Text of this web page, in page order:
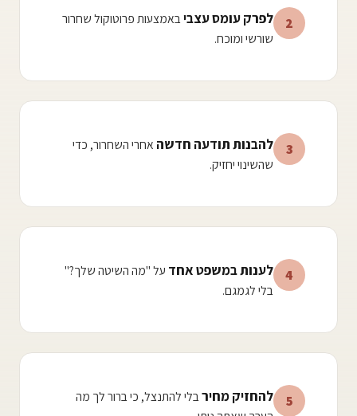
2 לפרק עומס עצביבאמצעות פרוטוקול שחרור
שורשי ומוכח.
3 להבנות תודעה חדשה אחרי השחרור, כדי
שהשינוי יחזיק.
4 לענות במשפט אחד על "מה השיטה שלך?"
בלי לגמגם.
5 להחזיק מחירבלי להתנצל, כי ברור לך מה